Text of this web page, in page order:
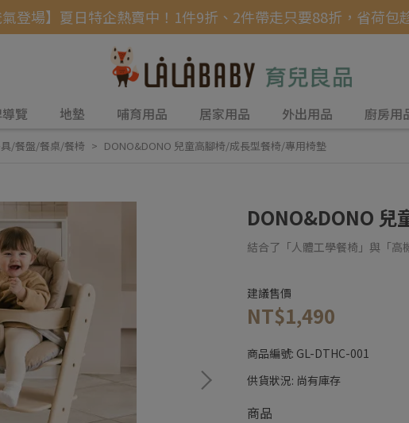
登場】夏日特企熱賣中！1件9折、2件帶走只要88折，省荷包
覽 地墊 哺育用品 居家用品 外出用品 廚房用
/餐盤/餐桌/餐椅 DONO&DONO 兒童高腳椅/成長型餐椅/專用椅墊
DONO&DONO 兒
結合了「人體工學餐椅」與「高
建議售價
NT$1,490
商品編號: GL-DTHC-001
供貨狀況: 尚有庫存
商品